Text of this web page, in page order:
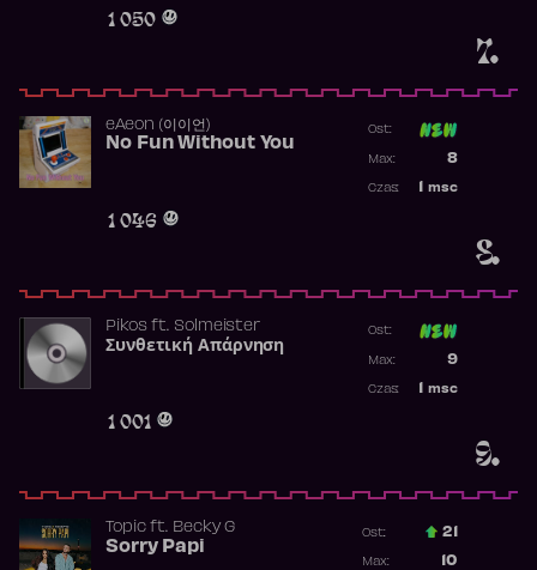
7.
1 050
8.
​eAeon (이이언)
No Fun Without You
1 046
Ost:
8
Max:
msc
Czas:
9.
Pikosft. Solmeister
Συνθετική Απάρνηση
1 001
Ost:
9
Max:
msc
Czas:
Topicft. Becky G
Sorry Papi
Ost.: 21
10
Max: